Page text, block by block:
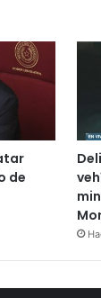
de